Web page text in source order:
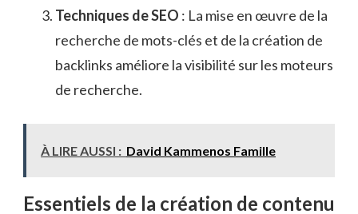
Techniques de SEO : La mise en œuvre de la
recherche de mots-clés et de la création de
backlinks améliore la visibilité sur les moteurs
de recherche.
À LIRE AUSSI : David Kammenos Famille
Essentiels de la création de contenu